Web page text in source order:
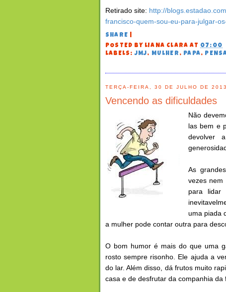
Retirado site: http://
francisco-quem-sou-eu-para-julgar-
SHARE
POSTED BY LIANA CLARA AT 07:00
LABELS:JMJ, MULHER , PAPA,
TERÇA-FEIRA, 30 DE JULHO DE 2013
Vencendo as dificuldades
Não
las bem e
devolver
As
vezes nem
para lidar
uma piada
a mulher pode contar outra para
O bom humor é mais do que uma
rosto sempre risonho. Ele ajuda a
do lar. Além disso, dá frutos muito
casa e de desfrutar da companhia da